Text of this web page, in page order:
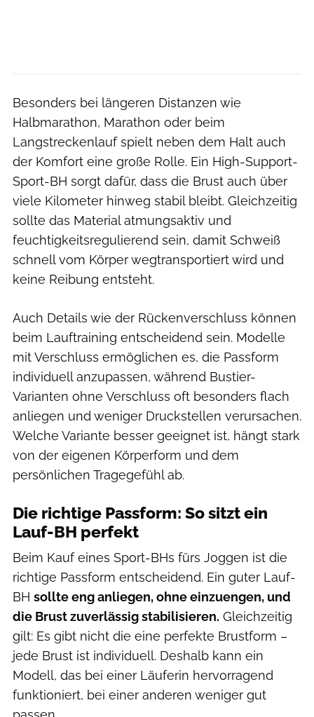
Besonders bei längeren Distanzen wie
Halbmarathon, Marathon oder beim
Langstreckenlauf spielt neben dem Halt auch
der Komfort eine große Rolle. Ein High-Support-
Sport-BH sorgt dafür, dass die Brust auch über
viele Kilometer hinweg stabil bleibt. Gleichzeitig
sollte das Material atmungsaktiv und
feuchtigkeitsregulierend sein, damit Schweiß
schnell vom Körper wegtransportiert wird und
keine Reibung entsteht.
Auch Details wie der Rückenverschluss können
beim Lauftraining entscheidend sein. Modelle
mit Verschluss ermöglichen es, die Passform
individuell anzupassen, während Bustier-
Varianten ohne Verschluss oft besonders flach
anliegen und weniger Druckstellen verursachen.
Welche Variante besser geeignet ist, hängt stark
von der eigenen Körperform und dem
persönlichen Tragegefühl ab.
Die richtige Passform: So sitzt ein
Lauf-BH perfekt
Beim Kauf eines Sport-BHs fürs Joggen ist die
richtige Passform entscheidend. Ein guter Lauf-
BH sollte eng anliegen, ohne einzuengen, und
die Brust zuverlässig stabilisieren. Gleichzeitig
gilt: Es gibt nicht die eine perfekte Brustform –
jede Brust ist individuell. Deshalb kann ein
Modell, das bei einer Läuferin hervorragend
funktioniert, bei einer anderen weniger gut